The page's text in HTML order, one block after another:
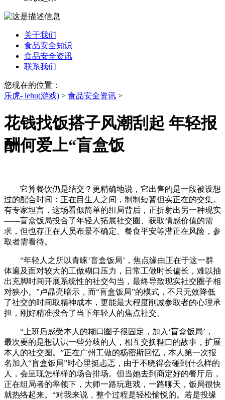
关于我们
食品安全知识
食品安全资讯
联系我们
您现在的位置：
乐虎- lehu(游戏) > 食品安全资讯 >
花钱找饭搭子风潮刮起 年轻报
酬何爱上“盲盒饭
它算餐饮仍是结交？更精确地说，它出售的是一段被设想
过的配合时间：正在目生人之间，制制短暂但实正在的交集。
有专家坦言，这场看似简单的组局背后，正折射出另一种现实
——盲盒饭局投合了年轻人拓展社交圈、获取情感价值的需
求，但也存正在人员布景不确定、餐食平安等潜正在风险，参
取者需看待。
“年轻人之所以青睐‘盲盒饭局’，焦点缘由正在于这一群
体遍及面对较大的工做糊口压力，日常工做时长偏长，难以抽
出充脚时间开展系统性的社交勾当，最终导致现实社交圈子相
对狭小。”卢晶亮暗示，而“盲盒饭局”的模式，不只无效降低
了社交的时间取精神成本，更能最大程度削减参取者的心理承
担，刚好精准投合了当下年轻人的焦点社交。
“上班后感受本人的糊口圈子很固定，加入‘盲盒饭局’，
最次要的是想认识一些分歧的人，相互交换糊口的故事，扩展
本人的社交圈。”正在广州工做的杨密斯回忆，本人第一次报
名加入“盲盒饭局”时心里挺忐忑，由于不晓得会碰到什么样的
人，会呈现怎样样的场合排场。但当她去到商定好的餐厅后，
正在组局者的率领下，大师一路玩逛戏，一路聊天，饭局很快
就热络起来。“对我来说，整个过程是轻松愉悦的。若是投缘